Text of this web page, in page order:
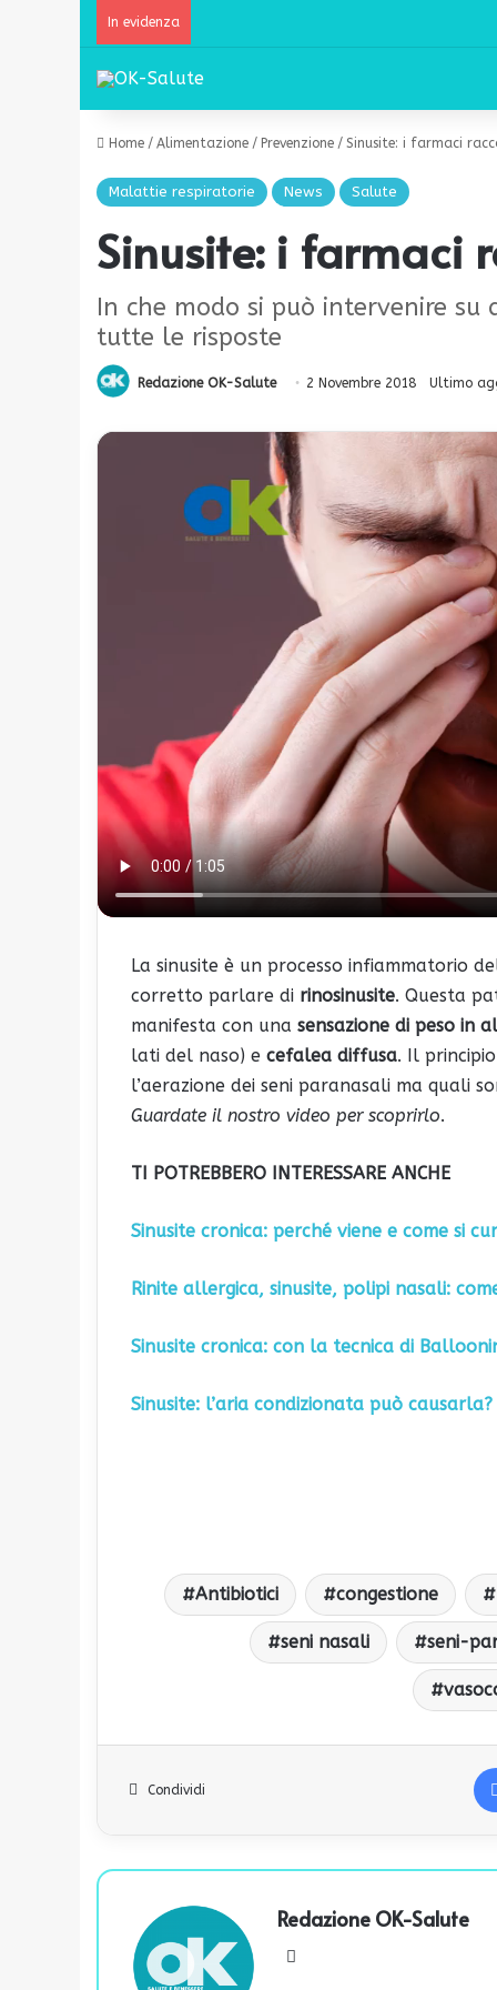
In evidenza
Home / Alimentazione / Prevenzione / Sinusite: i farmaci
Malattie respiratorie News Salute
Sinusite: i farmaci
In che modo si può intervenire su
tutte le risposte
Redazione OK-Salute 2 Novembre 2018 Ultimo
La sinusite è un processo infiammatorio
corretto parlare di rinosinusite. Questa
manifesta con una sensazione di peso in
lati del naso) e cefalea diffusa. Il
l’aerazione dei seni paranasali ma quali
Guardate il nostro video per scoprirlo.
TI POTREBBERO INTERESSARE ANCHE
Sinusite cronica: perché viene e come si
Rinite allergica, sinusite, polipi nasali:
Sinusite cronica: con la tecnica di
Sinusite: l’aria condizionata può causarla?
Antibiotici congestione
seni nasali seni-
Condividi
Redazione OK-Salute